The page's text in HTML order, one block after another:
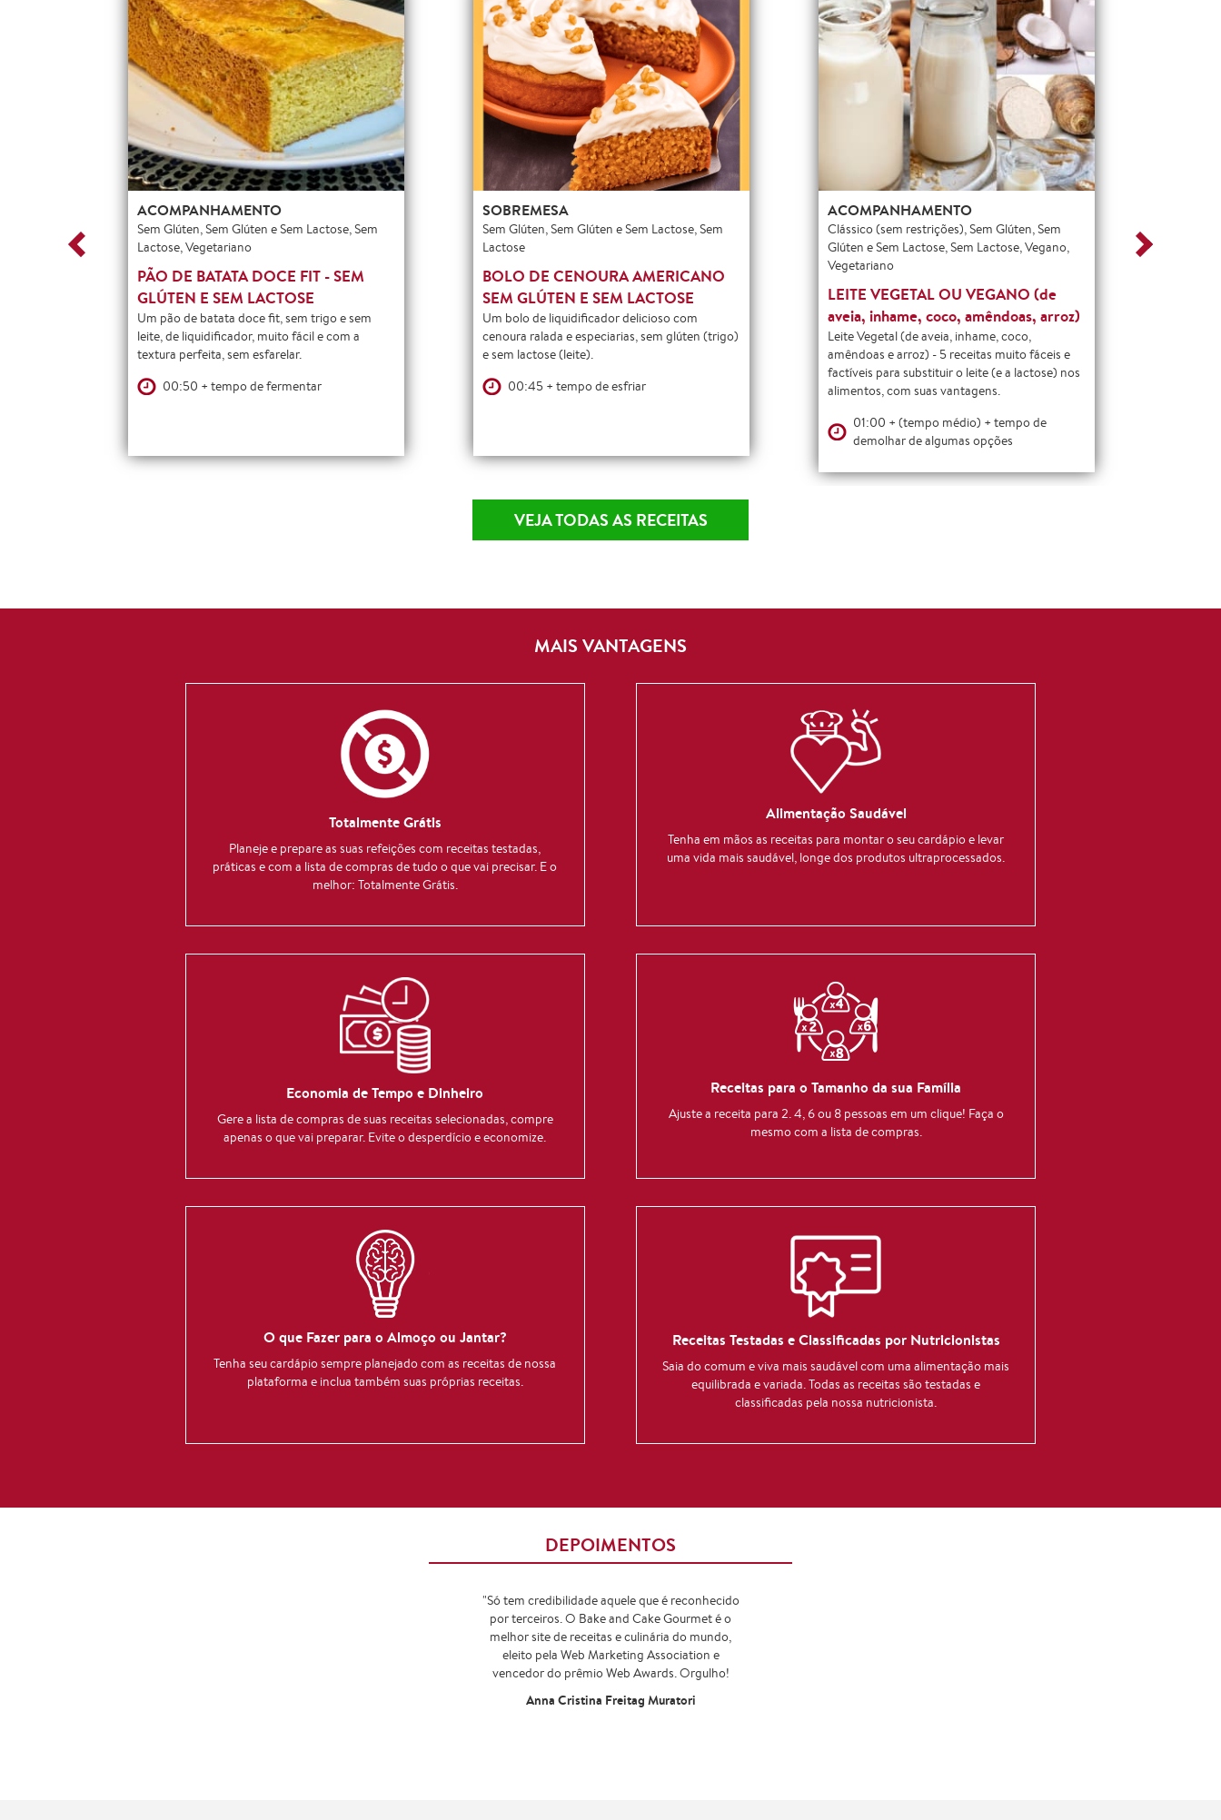
ACOMPANHAMENTO
Sem Glúten, Sem Glúten e Sem Lactose, Sem
Lactose, Vegetariano
PÃO DE BATATA DOCE FIT - SEM
GLÚTEN E SEM LACTOSE
Um pão de batata doce fit, sem trigo e sem
leite, de liquidificador, muito fácil e com a
textura perfeita, sem esfarelar.
00:50 + tempo de fermentar
SOBREMESA
Sem Glúten, Sem Glúten e Sem Lactose, Sem
Lactose
BOLO DE CENOURA AMERICANO
SEM GLÚTEN E SEM LACTOSE
Um bolo de liquidificador delicioso com
cenoura ralada e especiarias, sem glúten (trigo)
e sem lactose (leite).
00:45 + tempo de esfriar
ACOMPANHAMENTO
Clássico (sem restrições), Sem Glúten, Sem
Glúten e Sem Lactose, Sem Lactose, Vegano,
Vegetariano
LEITE VEGETAL OU VEGANO (de
aveia, inhame, coco, amêndoas, arroz)
Leite Vegetal (de aveia, inhame, coco,
amêndoas e arroz) - 5 receitas muito fáceis e
factíveis para substituir o leite (e a lactose) nos
alimentos, com suas vantagens.
01:00 + (tempo médio) + tempo de
demolhar de algumas opções
VEJA TODAS AS RECEITAS
MAIS VANTAGENS
Totalmente Grátis
Planeje e prepare as suas refeições com receitas testadas,
práticas e com a lista de compras de tudo o que vai precisar. E o
melhor: Totalmente Grátis.
Alimentação Saudável
Tenha em mãos as receitas para montar o seu cardápio e levar
uma vida mais saudável, longe dos produtos ultraprocessados.
Economia de Tempo e Dinheiro
Gere a lista de compras de suas receitas selecionadas, compre
apenas o que vai preparar. Evite o desperdício e economize.
Receitas para o Tamanho da sua Família
Ajuste a receita para 2. 4, 6 ou 8 pessoas em um clique! Faça o
mesmo com a lista de compras.
O que Fazer para o Almoço ou Jantar?
Tenha seu cardápio sempre planejado com as receitas de nossa
plataforma e inclua também suas próprias receitas.
Receitas Testadas e Classificadas por Nutricionistas
Saia do comum e viva mais saudável com uma alimentação mais
equilibrada e variada. Todas as receitas são testadas e
classificadas pela nossa nutricionista.
DEPOIMENTOS
"Só tem credibilidade aquele que é reconhecido
por terceiros. O Bake and Cake Gourmet é o
melhor site de receitas e culinária do mundo,
eleito pela Web Marketing Association e
vencedor do prêmio Web Awards. Orgulho!
Anna Cristina Freitag Muratori